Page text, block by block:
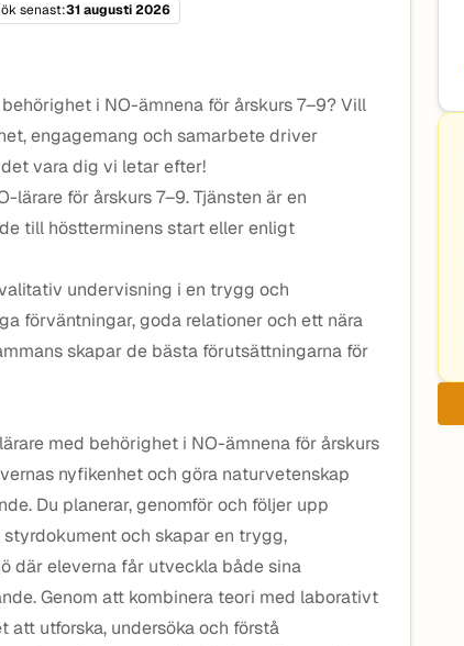
senast:31 augusti 2026
i NO-ämnena för årskurs 7–9? Vill
engagemang och samarbete driver
vara dig vi letar efter!
lärare för årskurs 7–9. Tjänsten är en
till höstterminens start eller enligt
undervisning i en trygg och
förväntningar, goda relationer och ett nära
skapar de bästa förutsättningarna för
med behörighet i NO-ämnena för årskurs
nyfikenhet och göra naturvetenskap
Du planerar, genomför och följer upp
och skapar en trygg,
där eleverna får utveckla både sina
Genom att kombinera teori med laborativt
utforska, undersöka och förstå